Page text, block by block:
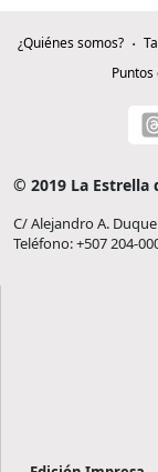
¿Quiénes somos?
Puntos
© 2019 La Estrella
C/ Alejandro A.
Teléfono: +507 204-